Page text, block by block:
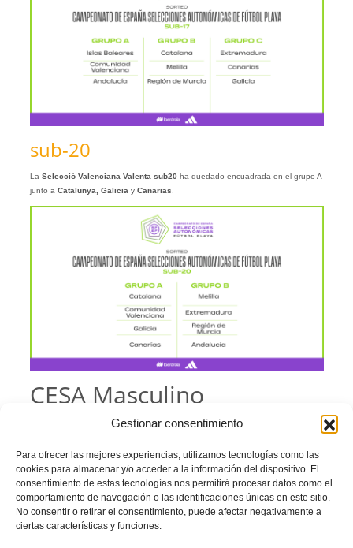
Gestionar consentimiento
Para ofrecer las mejores experiencias, utilizamos tecnologías como las
cookies para almacenar y/o acceder a la información del dispositivo. El
consentimiento de estas tecnologías nos permitirá procesar datos como el
comportamiento de navegación o las identificaciones únicas en este sitio.
No consentir o retirar el consentimiento, puede afectar negativamente a
ciertas características y funciones.
sub-20
La Selecció Valenciana Valenta sub20 ha quedado encuadrada en el grupo A
junto a Catalunya, Galiciay Canarias.
CESA Masculino
LaSelecció Valenciana masculina sub12ha quedado encuadrada en el
grupo B junto aCatalunyay Aragón.